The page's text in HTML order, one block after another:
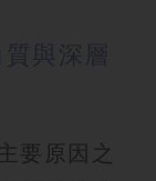
要原因之